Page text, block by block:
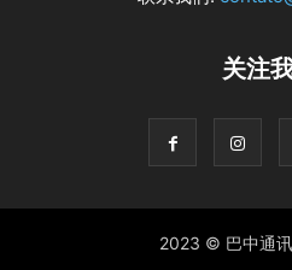
关注
2023 © 巴中通